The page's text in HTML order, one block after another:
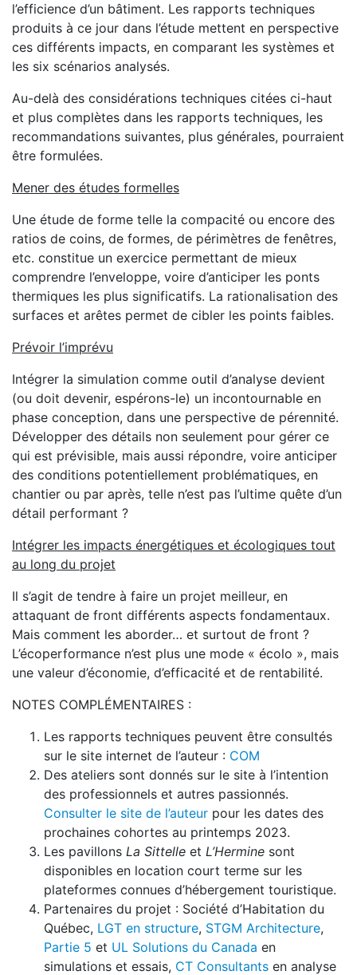
l’efficience d’un bâtiment. Les rapports techniques
produits à ce jour dans l’étude mettent en perspective
ces différents impacts, en comparant les systèmes et
les six scénarios analysés.
Au-delà des considérations techniques citées ci-haut
et plus complètes dans les rapports techniques, les
recommandations suivantes, plus générales, pourraient
être formulées.
Mener des études formelles
Une étude de forme telle la compacité ou encore des
ratios de coins, de formes, de périmètres de fenêtres,
etc. constitue un exercice permettant de mieux
comprendre l’enveloppe, voire d’anticiper les ponts
thermiques les plus significatifs. La rationalisation des
surfaces et arêtes permet de cibler les points faibles.
Prévoir l’imprévu
Intégrer la simulation comme outil d’analyse devient
(ou doit devenir, espérons-le) un incontournable en
phase conception, dans une perspective de pérennité.
Développer des détails non seulement pour gérer ce
qui est prévisible, mais aussi répondre, voire anticiper
des conditions potentiellement problématiques, en
chantier ou par après, telle n’est pas l’ultime quête d’un
détail performant ?
Intégrer les impacts énergétiques et écologiques tout
au long du projet
Il s’agit de tendre à faire un projet meilleur, en
attaquant de front différents aspects fondamentaux.
Mais comment les aborder… et surtout de front ?
L’écoperformance n’est plus une mode « écolo », mais
une valeur d’économie, d’efficacité et de rentabilité.
NOTES COMPLÉMENTAIRES :
Les rapports techniques peuvent être consultés
sur le site internet de l’auteur : COM
Des ateliers sont donnés sur le site à l’intention
des professionnels et autres passionnés.
Consulter le site de l’auteur pour les dates des
prochaines cohortes au printemps 2023.
Les pavillons La Sittelle et L’Hermine sont
disponibles en location court terme sur les
plateformes connues d’hébergement touristique.
Partenaires du projet : Société d’Habitation du
Québec, LGT en structure, STGM Architecture,
Partie 5 et UL Solutions du Canada en
simulations et essais, CT Consultants en analyse